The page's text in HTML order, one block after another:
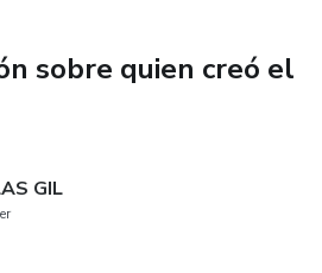
o distribuidores
neuropsicólogos y
así como a estudiantes
interesados en la evaluación
sobre quien creó el
GIL